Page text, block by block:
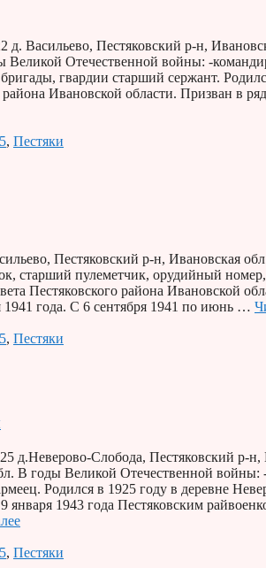
Васильево, Пестяковский р-н,
Отечественной войны: -
гвардии старший сержант.
района Ивановской области. Призван
, Пестяки
Пестяковский р-н, Ивановская
старший пулеметчик, орудийный
Пестяковского района Ивановской
1941 года. С 6 сентября 1941 по июнь …
, Пестяки
Слобода, Пестяковский р-н,
В годы Великой Отечественной войны:
Родился в 1925 году в деревне
1943 года Пестяковским
, Пестяки